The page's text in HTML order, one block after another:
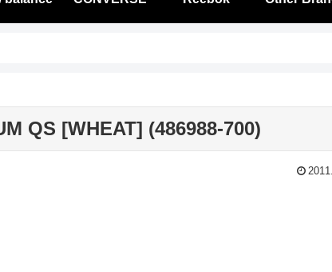
QS [WHEAT] (486988-700)